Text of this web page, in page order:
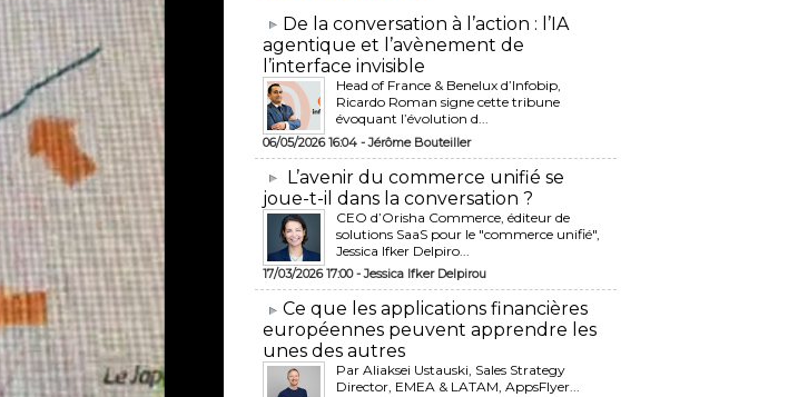
​De la conversation à l’action : l’IA
agentique et l’avènement de
l’interface invisible
Head of France & Benelux d’Infobip,
Ricardo Roman signe cette tribune
évoquant l’évolution d...
06/05/2026 16:04 -Jérôme Bouteiller
L’avenir du commerce unifié se
joue-t-il dans la conversation ?
CEO d’Orisha Commerce, éditeur de
solutions SaaS pour le "commerce unifié",
Jessica Ifker Delpiro...
17/03/2026 17:00 -Jessica Ifker Delpirou
​Ce que les applications financières
européennes peuvent apprendre les
unes des autres
Par Aliaksei Ustauski, Sales Strategy
Director, EMEA & LATAM, AppsFlyer...